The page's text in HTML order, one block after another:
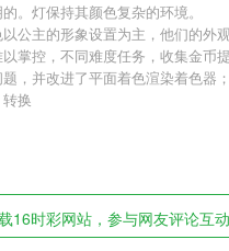
。灯保持其颜色复杂的环境。
公主的形象设置为主，他们的外
掌控，不同难度任务，收集金币
，并改进了平面着色渲染着色器；
换
16时彩网站，参与网友评论互